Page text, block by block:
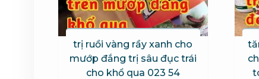
trị ruồi vàng rầy xanh cho
mướp đắng trị sâu đục trái
cho khổ qua 023 54